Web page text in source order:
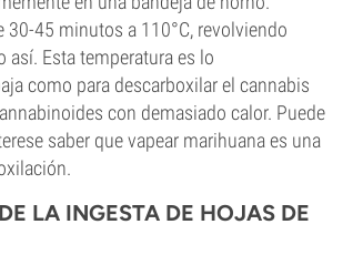
30-45 minutos a 110°C, revolviendo
así. Esta temperatura es lo
como para descarboxilar el cannabis
con demasiado calor. Puede
saber que vapear marihuana es una
LA INGESTA DE HOJAS DE